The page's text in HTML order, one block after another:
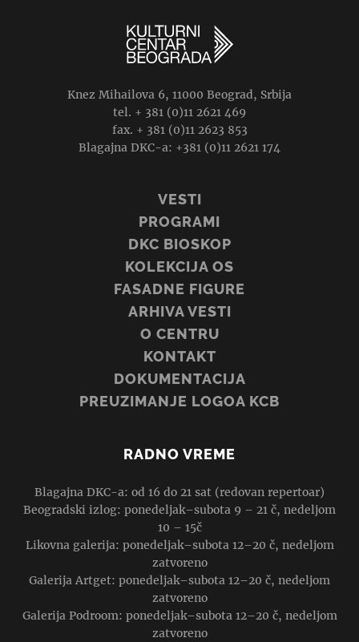
Knez Mihailova 6, 11000 Beograd, Srbija
tel. + 381 (0)11 2621 469
fax. + 381 (0)11 2623 853
Blagajna DKC-a: +381 (0)11 2621 174
VESTI
PROGRAMI
DKC BIOSKOP
KOLEKCIJA OS
FASADNE FIGURE
ARHIVA VESTI
O CENTRU
KONTAKT
DOKUMENTACIJA
PREUZIMANJE LOGOA KCB
RADNO VREME
Blagajna DKC-a: od 16 do 21 sat (redovan repertoar)
Beogradski izlog: ponedeljak–subota 9 – 21 č, nedeljom
10 – 15č
Likovna galerija: ponedeljak–subota 12–20 č, nedeljom
zatvoreno
Galerija Artget: ponedeljak–subota 12–20 č, nedeljom
zatvoreno
Galerija Podroom: ponedeljak–subota 12–20 č, nedeljom
zatvoreno